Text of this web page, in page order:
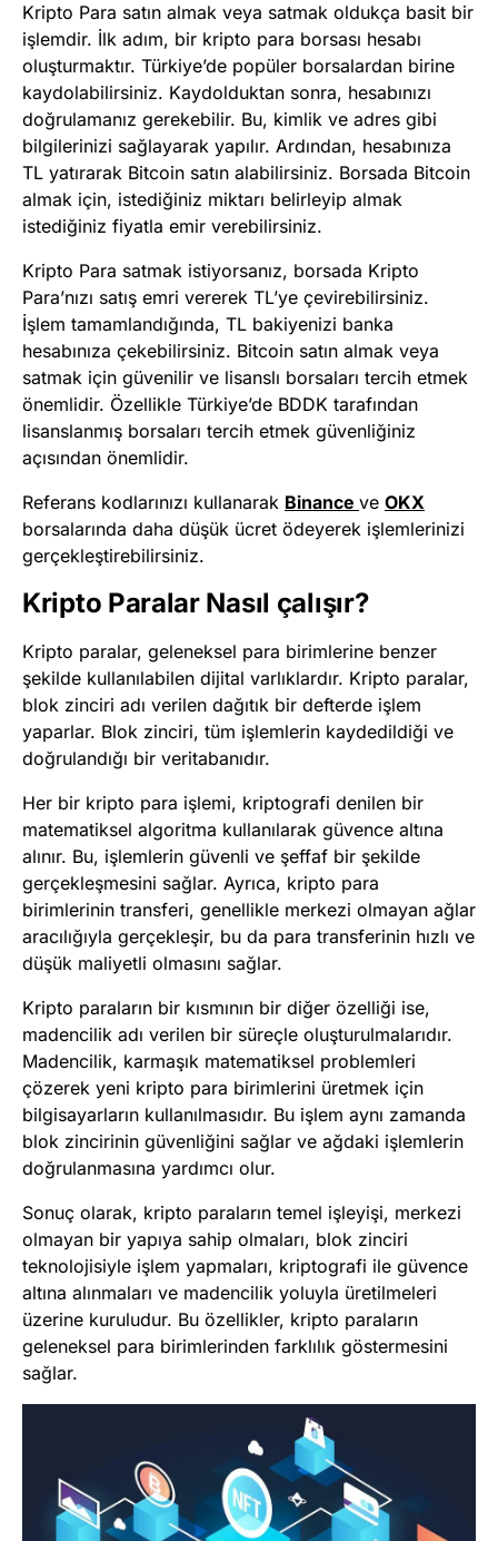
Kripto Para satın almak veya satmak oldukça basit bir
işlemdir. İlk adım, bir kripto para borsası hesabı
oluşturmaktır. Türkiye’de popüler borsalardan birine
kaydolabilirsiniz. Kaydolduktan sonra, hesabınızı
doğrulamanız gerekebilir. Bu, kimlik ve adres gibi
bilgilerinizi sağlayarak yapılır. Ardından, hesabınıza
TL yatırarak Bitcoin satın alabilirsiniz. Borsada Bitcoin
almak için, istediğiniz miktarı belirleyip almak
istediğiniz fiyatla emir verebilirsiniz.
Kripto Para satmak istiyorsanız, borsada Kripto
Para’nızı satış emri vererek TL’ye çevirebilirsiniz.
İşlem tamamlandığında, TL bakiyenizi banka
hesabınıza çekebilirsiniz. Bitcoin satın almak veya
satmak için güvenilir ve lisanslı borsaları tercih etmek
önemlidir. Özellikle Türkiye’de BDDK tarafından
lisanslanmış borsaları tercih etmek güvenliğiniz
açısından önemlidir.
Referans kodlarınızı kullanarak Binance ve OKX
borsalarında daha düşük ücret ödeyerek işlemlerinizi
gerçekleştirebilirsiniz.
Kripto Paralar Nasıl çalışır?
Kripto paralar, geleneksel para birimlerine benzer
şekilde kullanılabilen dijital varlıklardır. Kripto paralar,
blok zinciri adı verilen dağıtık bir defterde işlem
yaparlar. Blok zinciri, tüm işlemlerin kaydedildiği ve
doğrulandığı bir veritabanıdır.
Her bir kripto para işlemi, kriptografi denilen bir
matematiksel algoritma kullanılarak güvence altına
alınır. Bu, işlemlerin güvenli ve şeffaf bir şekilde
gerçekleşmesini sağlar. Ayrıca, kripto para
birimlerinin transferi, genellikle merkezi olmayan ağlar
aracılığıyla gerçekleşir, bu da para transferinin hızlı ve
düşük maliyetli olmasını sağlar.
Kripto paraların bir kısmının bir diğer özelliği ise,
madencilik adı verilen bir süreçle oluşturulmalarıdır.
Madencilik, karmaşık matematiksel problemleri
çözerek yeni kripto para birimlerini üretmek için
bilgisayarların kullanılmasıdır. Bu işlem aynı zamanda
blok zincirinin güvenliğini sağlar ve ağdaki işlemlerin
doğrulanmasına yardımcı olur.
Sonuç olarak, kripto paraların temel işleyişi, merkezi
olmayan bir yapıya sahip olmaları, blok zinciri
teknolojisiyle işlem yapmaları, kriptografi ile güvence
altına alınmaları ve madencilik yoluyla üretilmeleri
üzerine kuruludur. Bu özellikler, kripto paraların
geleneksel para birimlerinden farklılık göstermesini
sağlar.